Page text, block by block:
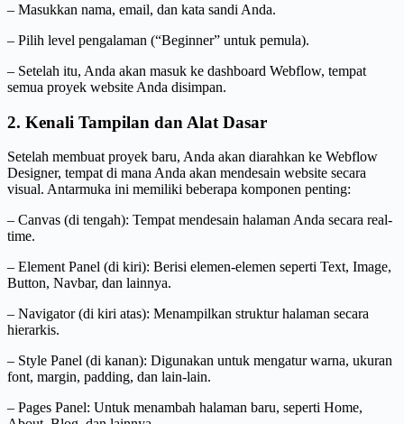
– Masukkan nama, email, dan kata sandi Anda.
– Pilih level pengalaman (“Beginner” untuk pemula).
– Setelah itu, Anda akan masuk ke dashboard Webflow, tempat
semua proyek website Anda disimpan.
2. Kenali Tampilan dan Alat Dasar
Setelah membuat proyek baru, Anda akan diarahkan ke Webflow
Designer, tempat di mana Anda akan mendesain website secara
visual. Antarmuka ini memiliki beberapa komponen penting:
– Canvas (di tengah): Tempat mendesain halaman Anda secara real-
time.
– Element Panel (di kiri): Berisi elemen-elemen seperti Text, Image,
Button, Navbar, dan lainnya.
– Navigator (di kiri atas): Menampilkan struktur halaman secara
hierarkis.
– Style Panel (di kanan): Digunakan untuk mengatur warna, ukuran
font, margin, padding, dan lain-lain.
– Pages Panel: Untuk menambah halaman baru, seperti Home,